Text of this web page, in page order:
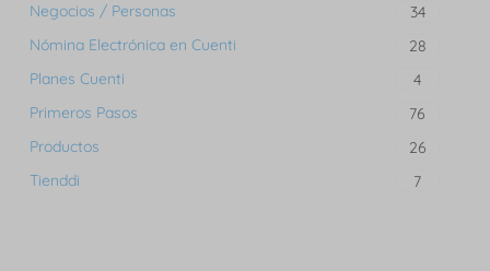
Negocios / Personas
34
Nómina Electrónica en Cuenti
28
Planes Cuenti
4
Primeros Pasos
76
Productos
26
Tienddi
7